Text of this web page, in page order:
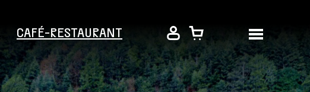
CAFÉ-RESTAURANT